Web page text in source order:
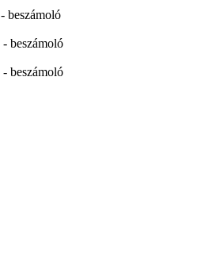
- beszámoló
- beszámoló
- beszámoló